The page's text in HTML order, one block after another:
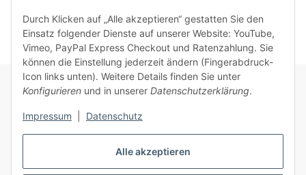
Alle akzeptieren
Durch Klicken auf „Alle akzeptieren“ gestatten Sie den
Einsatz folgender Dienste auf unserer Website: YouTube,
Vimeo, PayPal Express Checkout und Ratenzahlung. Sie
können die Einstellung jederzeit ändern (Fingerabdruck-
Icon links unten). Weitere Details finden Sie unter
Konfigurieren und in unserer Datenschutzerklärung.
Impressum Datenschutz
Informationen
Gesetzliche Informationen